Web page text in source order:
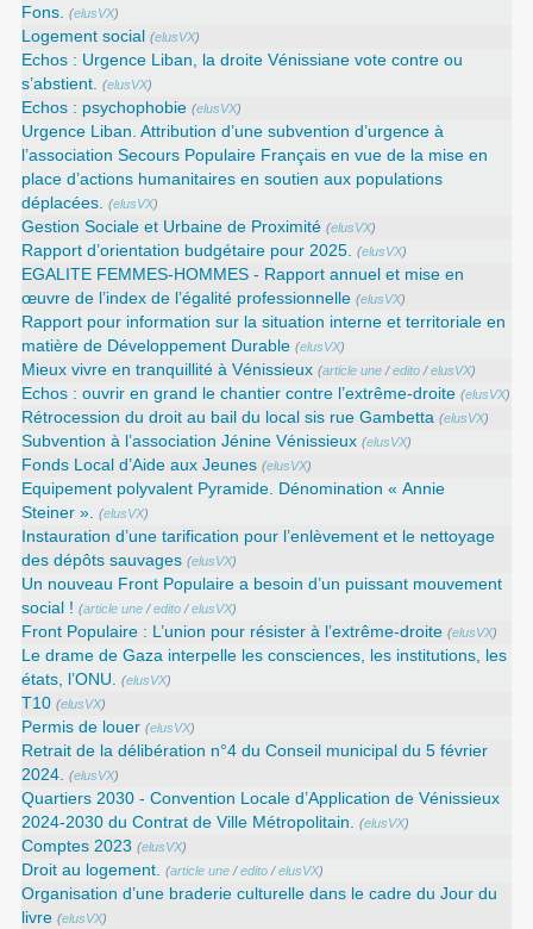
Fons. (elusVX)
Logement social (elusVX)
Echos : Urgence Liban, la droite Vénissiane vote contre ou
s’abstient. (elusVX)
Echos : psychophobie (elusVX)
Urgence Liban. Attribution d’une subvention d’urgence à
l’association Secours Populaire Français en vue de la mise en
place d’actions humanitaires en soutien aux populations
déplacées. (elusVX)
Gestion Sociale et Urbaine de Proximité (elusVX)
Rapport d’orientation budgétaire pour 2025. (elusVX)
EGALITE FEMMES-HOMMES - Rapport annuel et mise en
œuvre de l’index de l’égalité professionnelle (elusVX)
Rapport pour information sur la situation interne et territoriale en
matière de Développement Durable (elusVX)
Mieux vivre en tranquillité à Vénissieux (article une /edito /elusVX)
Echos : ouvrir en grand le chantier contre l’extrême-droite (elusVX)
Rétrocession du droit au bail du local sis rue Gambetta (elusVX)
Subvention à l’association Jénine Vénissieux (elusVX)
Fonds Local d’Aide aux Jeunes (elusVX)
Equipement polyvalent Pyramide. Dénomination « Annie
Steiner ». (elusVX)
Instauration d’une tarification pour l’enlèvement et le nettoyage
des dépôts sauvages (elusVX)
Un nouveau Front Populaire a besoin d’un puissant mouvement
social ! (article une /edito /elusVX)
Front Populaire : L’union pour résister à l’extrême-droite (elusVX)
Le drame de Gaza interpelle les consciences, les institutions, les
états, l’ONU. (elusVX)
T10 (elusVX)
Permis de louer (elusVX)
Retrait de la délibération n°4 du Conseil municipal du 5 février
2024. (elusVX)
Quartiers 2030 - Convention Locale d’Application de Vénissieux
2024-2030 du Contrat de Ville Métropolitain. (elusVX)
Comptes 2023 (elusVX)
Droit au logement. (article une /edito /elusVX)
Organisation d’une braderie culturelle dans le cadre du Jour du
livre (elusVX)